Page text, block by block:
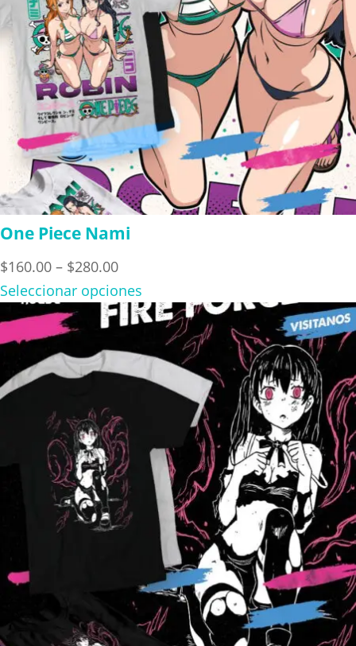
One Piece Nami
$160.00 – $280.00Price
range:
$160.00
through
$280.00
Seleccionar opciones